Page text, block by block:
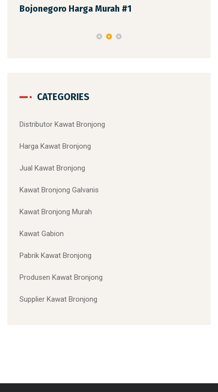
Bojonegoro Harga Murah #1
CATEGORIES
Distributor Kawat Bronjong
Harga Kawat Bronjong
Jual Kawat Bronjong
Kawat Bronjong Galvanis
Kawat Bronjong Murah
Kawat Gabion
Pabrik Kawat Bronjong
Produsen Kawat Bronjong
Supplier Kawat Bronjong